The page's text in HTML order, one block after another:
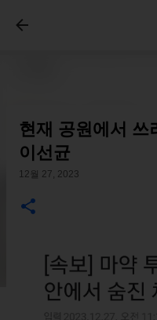
현재 공원에서 쓰
이선균
12월 27, 2023